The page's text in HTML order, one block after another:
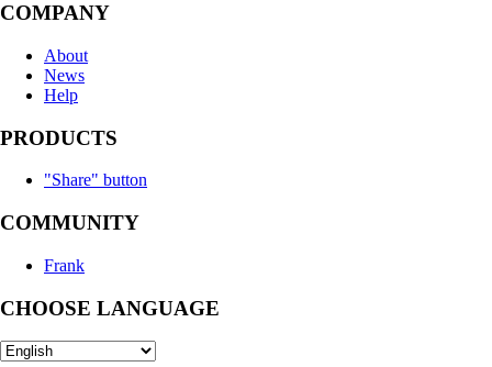
COMPANY
About
News
Help
PRODUCTS
"Share" button
COMMUNITY
Frank
CHOOSE LANGUAGE